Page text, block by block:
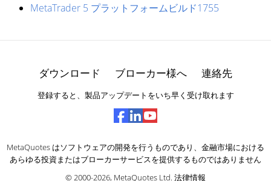
MetaTrader 5 プラットフォームビルド1755
ダウンロード ブローカー様へ 連絡先
登録すると、製品アップデートをいち早く受け取れます
MetaQuotes はソフトウェアの開発を行うものであり、金融市場における
あらゆる投資またはブローカーサービスを提供するものではありません
© 2000-2026, MetaQuotes Ltd. 法律情報